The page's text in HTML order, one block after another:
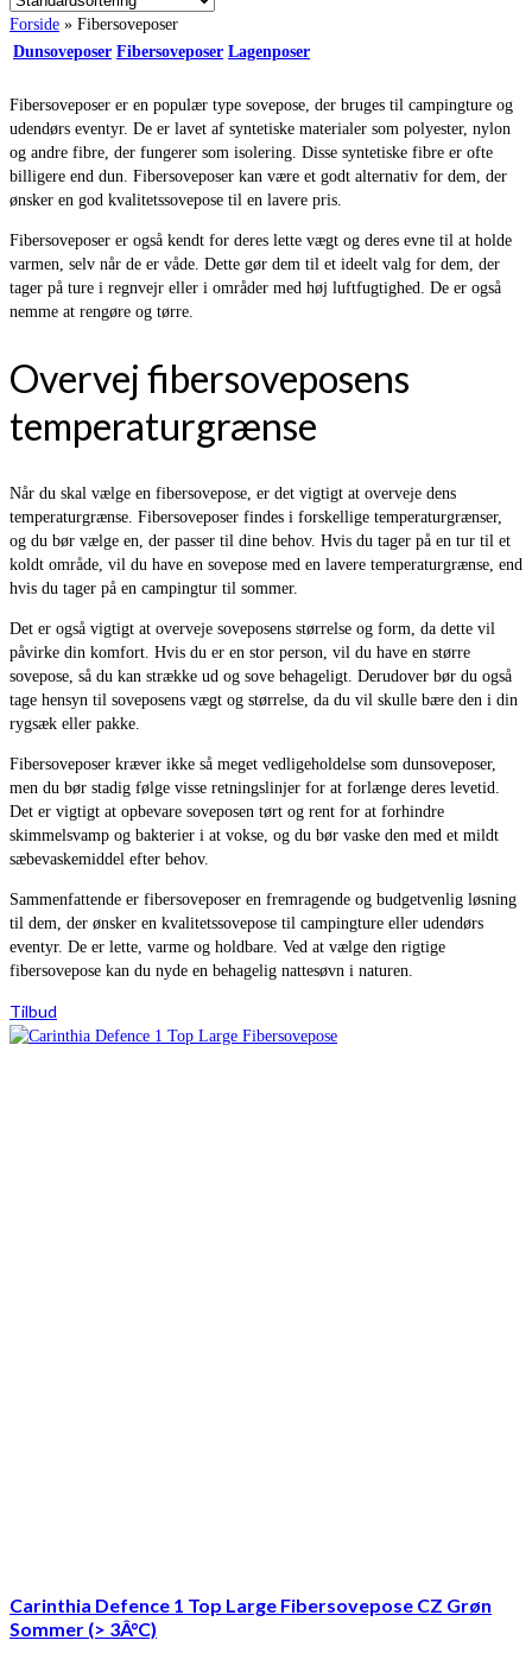
Forside » Fibersoveposer
Dunsoveposer Fibersoveposer Lagenposer
Fibersoveposer er en populær type sovepose, der bruges til campingture og
udendørs eventyr. De er lavet af syntetiske materialer som polyester, nylon
og andre fibre, der fungerer som isolering. Disse syntetiske fibre er ofte
billigere end dun. Fibersoveposer kan være et godt alternativ for dem, der
ønsker en god kvalitetssovepose til en lavere pris.
Fibersoveposer er også kendt for deres lette vægt og deres evne til at holde
varmen, selv når de er våde. Dette gør dem til et ideelt valg for dem, der
tager på ture i regnvejr eller i områder med høj luftfugtighed. De er også
nemme at rengøre og tørre.
Overvej fibersoveposens
temperaturgrænse
Når du skal vælge en fibersovepose, er det vigtigt at overveje dens
temperaturgrænse. Fibersoveposer findes i forskellige temperaturgrænser,
og du bør vælge en, der passer til dine behov. Hvis du tager på en tur til et
koldt område, vil du have en sovepose med en lavere temperaturgrænse, end
hvis du tager på en campingtur til sommer.
Det er også vigtigt at overveje soveposens størrelse og form, da dette vil
påvirke din komfort. Hvis du er en stor person, vil du have en større
sovepose, så du kan strække ud og sove behageligt. Derudover bør du også
tage hensyn til soveposens vægt og størrelse, da du vil skulle bære den i din
rygsæk eller pakke.
Fibersoveposer kræver ikke så meget vedligeholdelse som dunsoveposer,
men du bør stadig følge visse retningslinjer for at forlænge deres levetid.
Det er vigtigt at opbevare soveposen tørt og rent for at forhindre
skimmelsvamp og bakterier i at vokse, og du bør vaske den med et mildt
sæbevaskemiddel efter behov.
Sammenfattende er fibersoveposer en fremragende og budgetvenlig løsning
til dem, der ønsker en kvalitetssovepose til campingture eller udendørs
eventyr. De er lette, varme og holdbare. Ved at vælge den rigtige
fibersovepose kan du nyde en behagelig nattesøvn i naturen.
Tilbud
Carinthia Defence 1 Top Large Fibersovepose CZ Grøn
Sommer (> 3Â°C)